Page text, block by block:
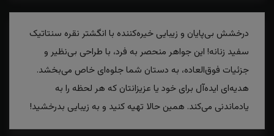
درخشش بی‌پایان و زیبایی خیره‌کننده با انگشتر نقره سنتاتیک
سفید زنانه! این جواهر منحصر به فرد، با طراحی بی‌نظیر و
جزئیات فوق‌العاده، به دستان شما جلوه‌ای خاص می‌بخشد.
هدیه‌ای ایده‌آل برای خود یا عزیزانتان که هر لحظه را به
یادماندنی می‌کند. همین حالا تهیه کنید و به زیبایی بدرخشید!